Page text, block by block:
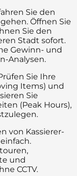
Sie den
Öffnen Sie
Sie den
Stadt sofort.
Gewinn- und
Analysen.
Sie Ihre
Items) und
Sie
(Peak Hours),
von Kassierer-
und
CCTV.